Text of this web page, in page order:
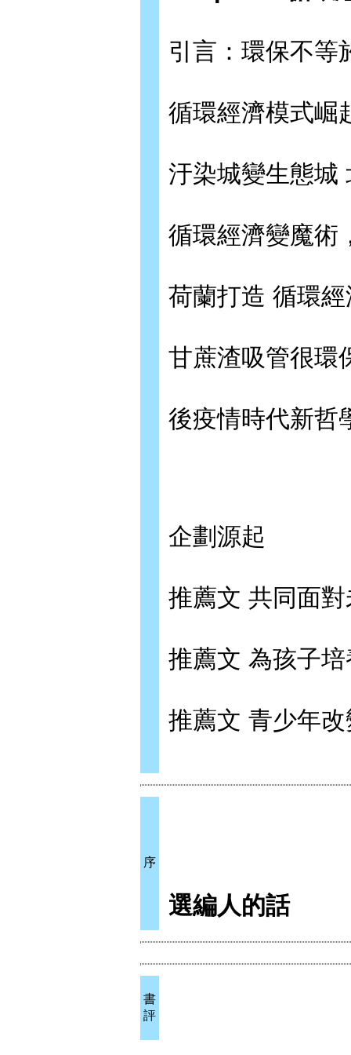
引言：環保不等
循環經濟模式崛
汙染城變生態城
循環經濟變魔術
荷蘭打造 循環
甘蔗渣吸管很環
後疫情時代新哲
企劃源起
推薦文 共同面
推薦文 為孩子
推薦文 青少年
序
選編人的話
書
評